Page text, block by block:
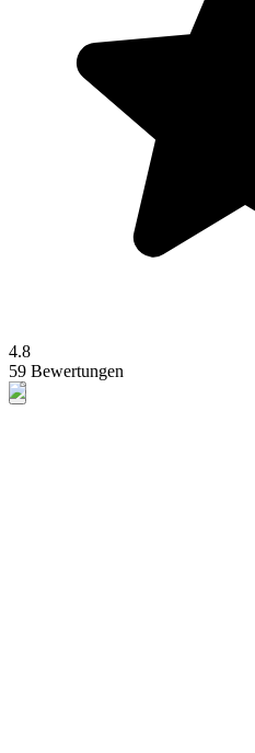
4.8
59 Bewertungen